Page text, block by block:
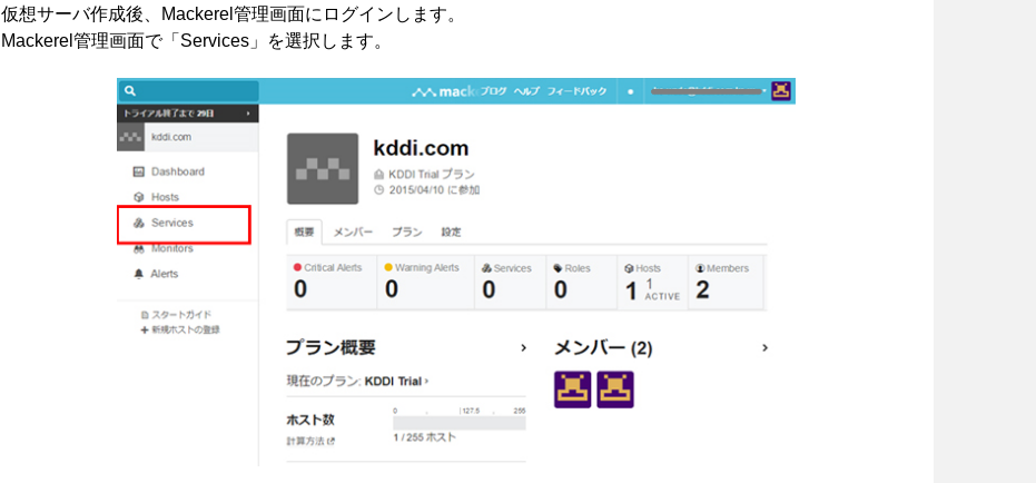
仮想サーバ作成後、Mackerel管理画面にログインします。
Mackerel管理画面で「Services」を選択します。